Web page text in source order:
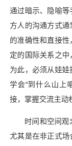
通过暗示、隐喻
方人的沟通方式
的准确性和直接
定的国际关系之
为此，必须从娃
学会“到什么山上
接，掌握交流主动
时间和空间
尤其是在非正式